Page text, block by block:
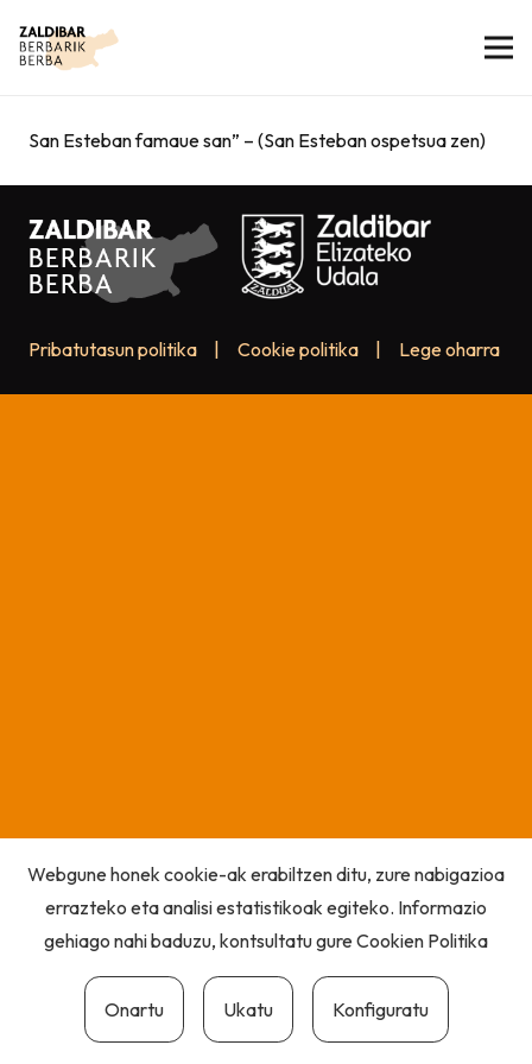
San Esteban famaue san” – (San Esteban ospetsua zen)
Pribatutasun politika Cookie politika Lege oharra
Webgune honek cookie-ak erabiltzen ditu, zure nabigazioa
errazteko eta analisi estatistikoak egiteko. Informazio
gehiago nahi baduzu, kontsultatu gureCookien Politika
Onartu Ukatu Konfiguratu